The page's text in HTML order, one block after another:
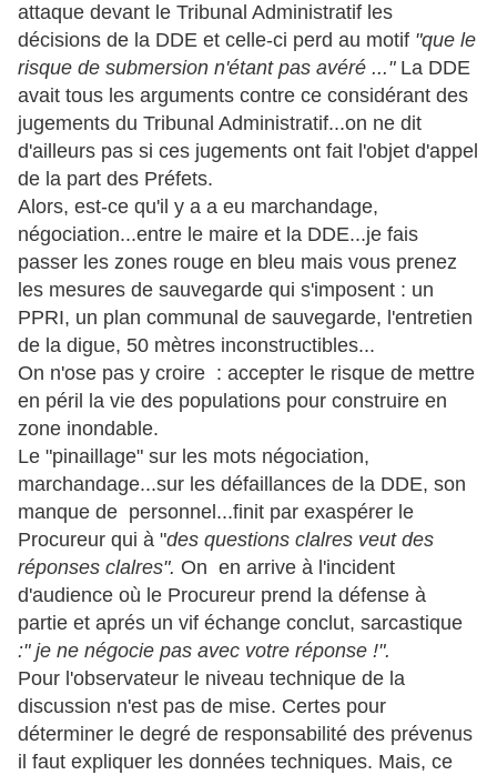
attaque devant le Tribunal Administratif les
décisions de la DDE et celle-ci perd au motif "que le
risque de submersion n'étant pas avéré ..." La DDE
avait tous les arguments contre ce considérant des
jugements du Tribunal Administratif...on ne dit
d'ailleurs pas si ces jugements ont fait l'objet d'appel
de la part des Préfets.
Alors, est-ce qu'il y a a eu marchandage,
négociation...entre le maire et la DDE...je fais
passer les zones rouge en bleu mais vous prenez
les mesures de sauvegarde qui s'imposent : un
PPRI, un plan communal de sauvegarde, l'entretien
de la digue, 50 mètres inconstructibles...
On n'ose pas y croire : accepter le risque de mettre
en péril la vie des populations pour construire en
zone inondable.
Le "pinaillage" sur les mots négociation,
marchandage...sur les défaillances de la DDE, son
manque de personnel...finit par exaspérer le
Procureur qui à "des questions clalres veut des
réponses clalres". On en arrive à l'incident
d'audience où le Procureur prend la défense à
partie et aprés un vif échange conclut, sarcastique
:" je ne négocie pas avec votre réponse !".
Pour l'observateur le niveau technique de la
discussion n'est pas de mise. Certes pour
déterminer le degré de responsabilité des prévenus
il faut expliquer les données techniques. Mais, ce